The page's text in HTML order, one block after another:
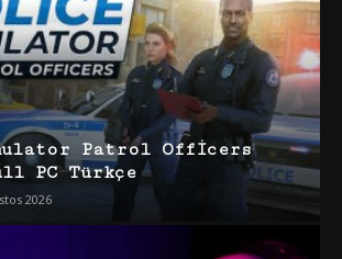
Patrol Officers
PC Türkçe
2026